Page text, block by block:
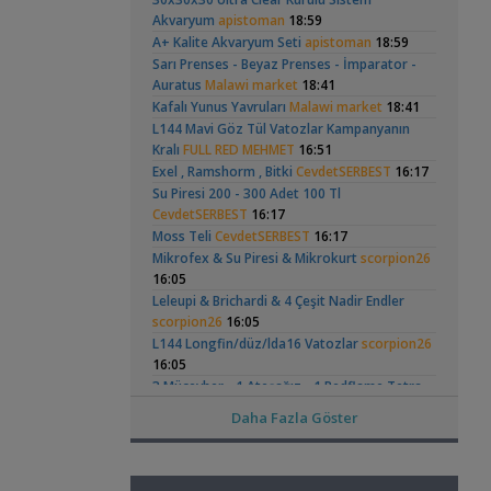
12:45
Yeni Üye Forumu
👋 Yeni Gelenler Buradan Merhaba Desin
wolk23,12:03
Yeni Üye Forumu
Büyükşehir Belediyesi Çalışıyor,gece 3 😊
MasterChiefHakan,10:09
Yeni Üye Forumu
Bitkili Tankda Led Kullanımı
dreamcatcherr ,09:15
Işık CO2 ve Ekipmanlar
Dıy - Akvaryum Aydınlatması Hakkında
Bilgi
Yeni Üye Forumu
130 Lt 50+ Lepistes İçin8.500 Tl Bütçeli
DışfiltreSerpent,00:15
Yeni Üye Forumu
Catappa Yetişiyorum Rafayel,22:46
Akvaredden Gelen BitkilerSufisu
Bitki Türleri ve Bakımı
Apistogramma
Hongsloi Çiftim Ve
Yavruları
(4)
Betta Antuta
Ramshorn Hakkında
Elma Salyangozu
30x20x20 Ramshorn
Akvaryumu
Akvaryum Kurulumu
37 Litrelik Siyah
Akvaryumum
Red Mangrove
Akvaryum apistoman 18:59
A+ Kalite Akvaryum Seti apistoman 18:59
Sarı Prenses - Beyaz Prenses - İmparator -
Auratus Malawi market 18:41
Kafalı Yunus Yavruları Malawi market 18:41
L144 Mavi Göz Tül Vatozlar Kampanyanın
Kralı FULL RED MEHMET 16:51
Exel , Ramshorm , Bitki CevdetSERBEST 16:17
Su Piresi 200 - 300 Adet 100 Tl
CevdetSERBEST 16:17
Moss Teli CevdetSERBEST 16:17
Mikrofex & Su Piresi & Mikrokurt scorpion26
16:05
Leleupi & Brichardi & 4 Çeşit Nadir Endler
scorpion26 16:05
L144 Longfin/düz/lda16 Vatozlar scorpion26
16:05
3 Mücevher - 1 Ateşağız - 1 Redflame Tetra
Blue Electric Ramirezi 250 Tl iSMaiL_1074
Ista 3in1 Mayalı Sisteme Uygun Co2 Difüzör
Daha Fazla Göster